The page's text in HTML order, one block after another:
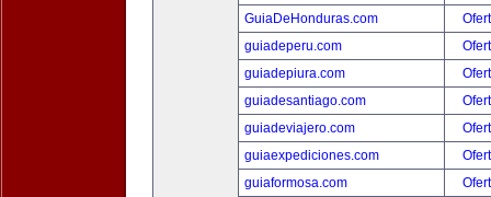
GuiaDeHonduras.com
guiadeperu.com
guiadepiura.com
guiadesantiago.com
guiadeviajero.com
guiaexpediciones.com
guiaformosa.com